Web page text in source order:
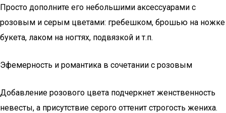
Просто дополните его небольшими аксессуарами с
розовым и серым цветами: гребешком, брошью на ножке
букета, лаком на ногтях, подвязкой и т.п.
Эфемерность и романтика в сочетании с розовым
Добавление розового цвета подчеркнет женственность
невесты, а присутствие серого оттенит строгость жениха.